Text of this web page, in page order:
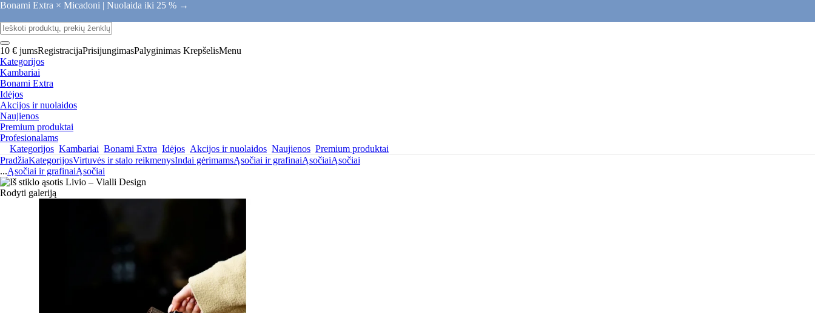
Bonami Extra × Micadoni | Nuolaida iki 25 % →
10 € jumsRegistracijaPrisijungimasPalyginimas KrepšelisMenu
Kategorijos
Kambariai
Bonami Extra
Idėjos
Akcijos ir nuolaidos
Naujienos
Premium produktai
Profesionalams
Kategorijos Kambariai Bonami Extra Idėjos Akcijos ir nuolaidos Naujienos Premium produktai
PradžiaKategorijosVirtuvės ir stalo reikmenysIndai gėrimamsĄsočiai ir grafinaiĄsočiaiĄsočiai
...Ąsočiai ir grafinaiĄsočiai
Rodyti galeriją